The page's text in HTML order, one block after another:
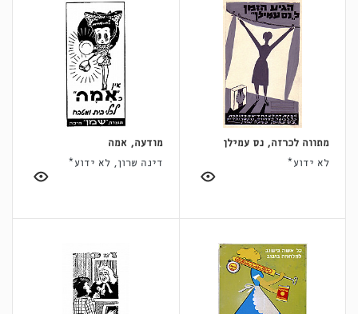
מתווה לכרזה, נס עמילן
לא ידוע*
מודעה, אמה
דינה שרון, לא ידוע*